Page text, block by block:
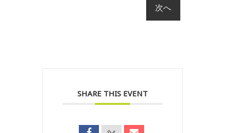
SHARE THIS EVENT